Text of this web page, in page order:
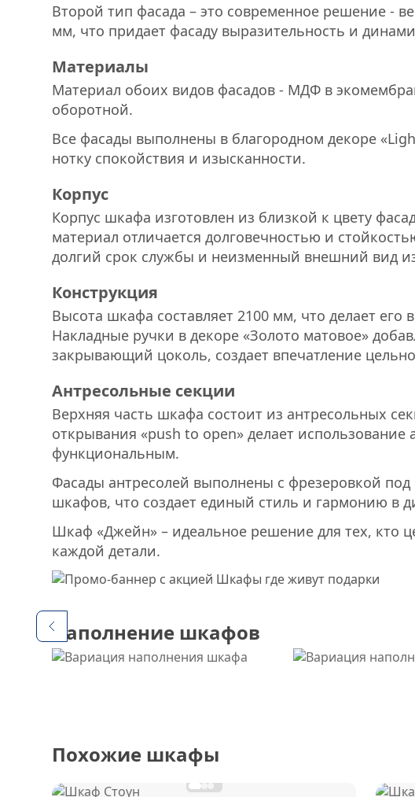
Второй тип фасада – это современное решение -
мм, что придает фасаду выразительность и
Материалы
Материал обоих видов фасадов - МДФ в
оборотной.
Все фасады выполнены в благородном декоре
нотку спокойствия и изысканности.
Корпус
Корпус шкафа изготовлен из близкой к цвету
материал отличается долговечностью и
долгий срок службы и неизменный внешний вид
Конструкция
Высота шкафа составляет 2100 мм, что делает
Накладные ручки в декоре «Золото матовое»
закрывающий цоколь, создает впечатление
Антресольные секции
Верхняя часть шкафа состоит из антресольных
открывания «push to open» делает
функциональным.
Фасады антресолей выполнены с фрезеровкой
шкафов, что создает единый стиль и гармонию в
Шкаф «Джейн» – идеальное решение для тех, кто
каждой детали.
Наполнение шкафов
Похожие шкафы